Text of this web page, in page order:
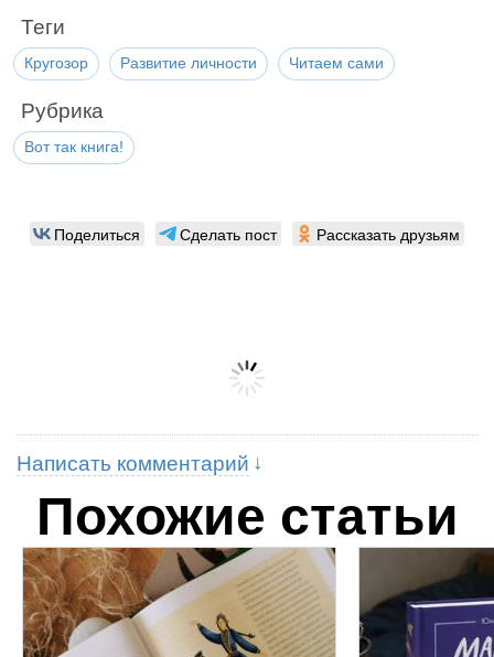
Теги
Кругозор Развитие личности Читаем сами
Рубрика
Вот так книга!
Поделиться Сделать пост Рассказать друзьям
Написать комментарий
Похожие статьи